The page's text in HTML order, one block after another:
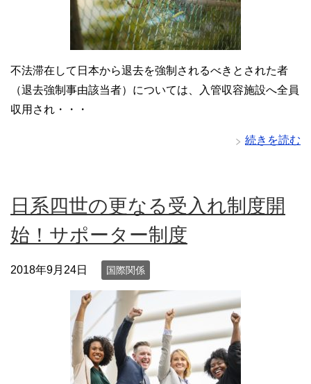
不法滞在して日本から退去を強制されるべきとされた者
（退去強制事由該当者）については、入管収容施設へ全員
収用され・・・
続きを読む
日系四世の更なる受入れ制度開
始！サポーター制度
2018年9月24日 国際関係